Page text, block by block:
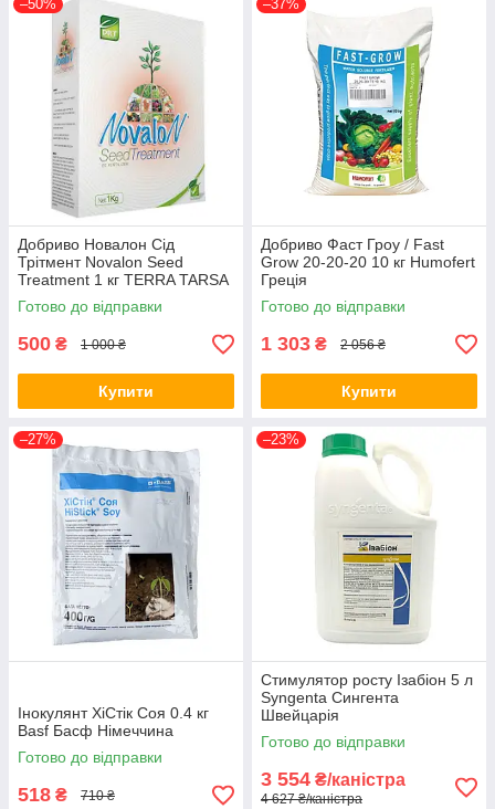
–50%
Добриво Новалон Сід
Трітмент Novalon Seed
Treatment 1 кг TERRA TARSA
Туреччина
Готово до відправки
500 ₴ 1 000 ₴
Купити
–37%
Добриво Фаст Гроу / Fast
Grow 20-20-20 10 кг Humofert
Греція
Готово до відправки
1 303 ₴ 2 056 ₴
Купити
–27%
Інокулянт ХіСтік Соя 0.4 кг
Basf Басф Німеччина
Готово до відправки
518 ₴ 710 ₴
–23%
Стимулятор росту Ізабіон 5 л
Syngenta Сингента
Швейцарія
Готово до відправки
3 554 ₴/каністра
4 627 ₴/каністра